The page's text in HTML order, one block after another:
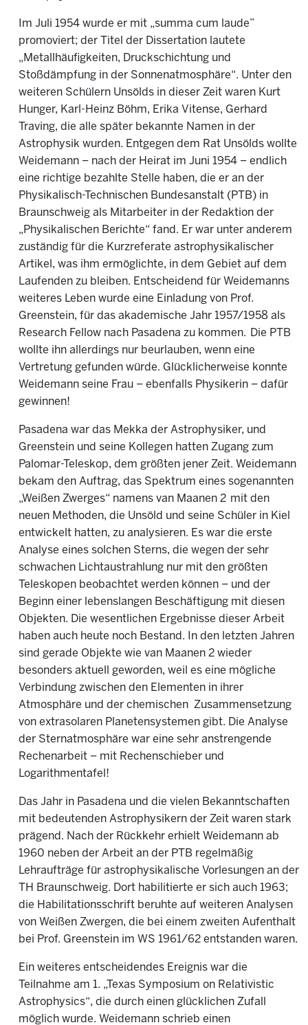
Im Juli 1954 wurde er mit „summa cum laude”
promoviert; der Titel der Dissertation lautete
„Metallhäufigkeiten, Druckschichtung und
Stoßdämpfung in der Sonnenatmosphäre“. Unter den
weiteren Schülern Unsölds in dieser Zeit waren Kurt
Hunger, Karl-Heinz Böhm, Erika Vitense, Gerhard
Traving, die alle später bekannte Namen in der
Astrophysik wurden. Entgegen dem Rat Unsölds wollte
Weidemann – nach der Heirat im Juni 1954 – endlich
eine richtige bezahlte Stelle haben, die er an der
Physikalisch-Technischen Bundesanstalt (PTB) in
Braunschweig als Mitarbeiter in der Redaktion der
„Physikalischen Berichte“ fand. Er war unter anderem
zuständig für die Kurzreferate astrophysikalischer
Artikel, was ihm ermöglichte, in dem Gebiet auf dem
Laufenden zu bleiben. Entscheidend für Weidemanns
weiteres Leben wurde eine Einladung von Prof.
Greenstein, für das akademische Jahr 1957/1958 als
Research Fellow nach Pasadena zu kommen. Die PTB
wollte ihn allerdings nur beurlauben, wenn eine
Vertretung gefunden würde. Glücklicherweise konnte
Weidemann seine Frau – ebenfalls Physikerin – dafür
gewinnen!
Pasadena war das Mekka der Astrophysiker, und
Greenstein und seine Kollegen hatten Zugang zum
Palomar-Teleskop, dem größten jener Zeit. Weidemann
bekam den Auftrag, das Spektrum eines sogenannten
„Weißen Zwerges“ namens van Maanen 2 mit den
neuen Methoden, die Unsöld und seine Schüler in Kiel
entwickelt hatten, zu analysieren. Es war die erste
Analyse eines solchen Sterns, die wegen der sehr
schwachen Lichtaustrahlung nur mit den größten
Teleskopen beobachtet werden können – und der
Beginn einer lebenslangen Beschäftigung mit diesen
Objekten. Die wesentlichen Ergebnisse dieser Arbeit
haben auch heute noch Bestand. In den letzten Jahren
sind gerade Objekte wie van Maanen 2 wieder
besonders aktuell geworden, weil es eine mögliche
Verbindung zwischen den Elementen in ihrer
Atmosphäre und der chemischen Zusammensetzung
von extrasolaren Planetensystemen gibt. Die Analyse
der Sternatmosphäre war eine sehr anstrengende
Rechenarbeit – mit Rechenschieber und
Logarithmentafel!
Das Jahr in Pasadena und die vielen Bekanntschaften
mit bedeutenden Astrophysikern der Zeit waren stark
prägend. Nach der Rückkehr erhielt Weidemann ab
1960 neben der Arbeit an der PTB regelmäßig
Lehraufträge für astrophysikalische Vorlesungen an der
TH Braunschweig. Dort habilitierte er sich auch 1963;
die Habilitationsschrift beruhte auf weiteren Analysen
von Weißen Zwergen, die bei einem zweiten Aufenthalt
bei Prof. Greenstein im WS 1961/62 entstanden waren.
Ein weiteres entscheidendes Ereignis war die
Teilnahme am 1. „Texas Symposium on Relativistic
Astrophysics“, die durch einen glücklichen Zufall
möglich wurde. Weidemann schrieb einen